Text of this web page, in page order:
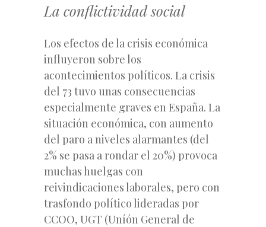
La conflictividad social
Los efectos de la crisis económica
influyeron sobre los
acontecimientos políticos. La crisis
del 73 tuvo unas consecuencias
especialmente graves en España. La
situación económica, con aumento
del paro a niveles alarmantes (del
2% se pasa a rondar el 20%) provoca
muchas huelgas con
reivindicaciones laborales, pero con
trasfondo político lideradas por
CCOO, UGT (Uníón General de